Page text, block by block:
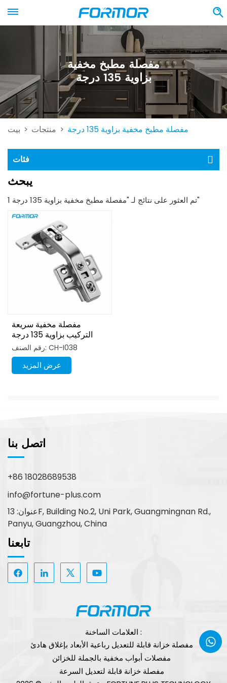
مفصلة مطبخ مخفية
بزاوية 135 درجة
بيت > منتجات > مفصلة مطبخ مخفية بزاوية 135 درجة
فئات
يبحث
1 تم العثور على نتائج لـ "مفصلة مطبخ مخفية بزاوية 135 درجة"
مفصلة مخفية سريعة
التركيب بزاوية 135 درجة
رقم الصنف: CH-I038
عرض المزيد
اتصل بنا
+86 18028689538
info@fortune-plus.com
عنوان: 13F, Building No.2, Uni Park, Guangmingnan Rd.,
Panyu, Guangzhou, China
تابعنا
العلامات الساخنة :
مفصلة خزانة قابلة للتعديل رباعية الأبعاد بإغلاق هادئ
مفصلات أبواب مخفية بالجملة للخزائن
مفصلة خزانة قابلة لتعديل السرعة